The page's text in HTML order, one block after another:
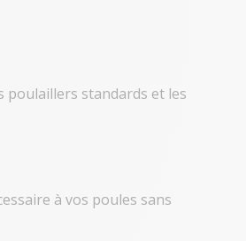
poulaillers standards et les
à vos poules sans